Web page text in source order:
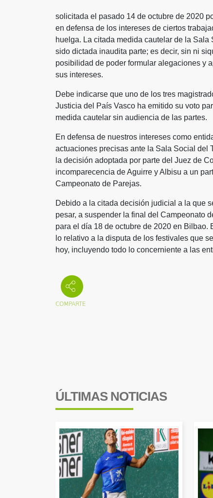
solicitada el pasado 14 de octubre de 2020
en defensa de los intereses de ciertos
huelga. La citada medida cautelar de la
sido dictada inaudita parte; es decir, sin ni
posibilidad de poder formular alegaciones y
sus intereses.
Debe indicarse que uno de los tres
Justicia del País Vasco ha emitido su voto
medida cautelar sin audiencia de las partes.
En defensa de nuestros intereses como
actuaciones precisas ante la Sala Social del
la decisión adoptada por parte del Juez de
incomparecencia de Aguirre y Albisu a un
Campeonato de Parejas.
Debido a la citada decisión judicial a la que
pesar, a suspender la final del Campeonato
para el día 18 de octubre de 2020 en
lo relativo a la disputa de los festivales que
hoy, incluyendo todo lo concerniente a las
ÚLTIMAS NOTICIAS